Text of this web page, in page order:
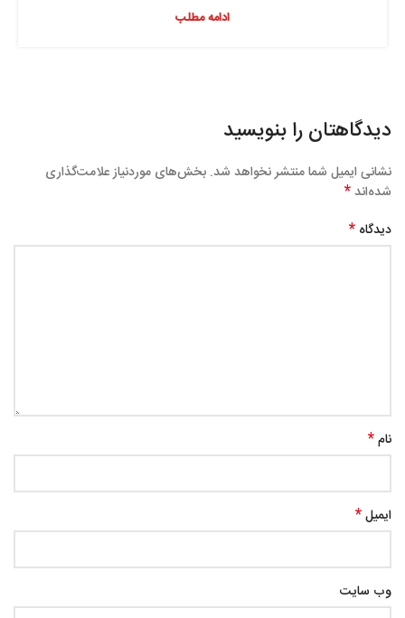
ادامه مطلب
دیدگاهتان را بنویسید
نشانی ایمیل شما منتشر نخواهد شد. بخش‌های موردنیاز علامت‌گذاری
شده‌اند*
دیدگاه *
نام*
ایمیل*
وب‌ سایت